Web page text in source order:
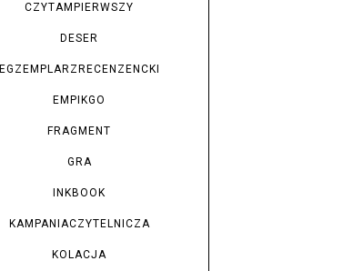
CZYTAMPIERWSZY
DESER
EGZEMPLARZRECENZENCKI
EMPIKGO
FRAGMENT
GRA
INKBOOK
KAMPANIACZYTELNICZA
KOLACJA